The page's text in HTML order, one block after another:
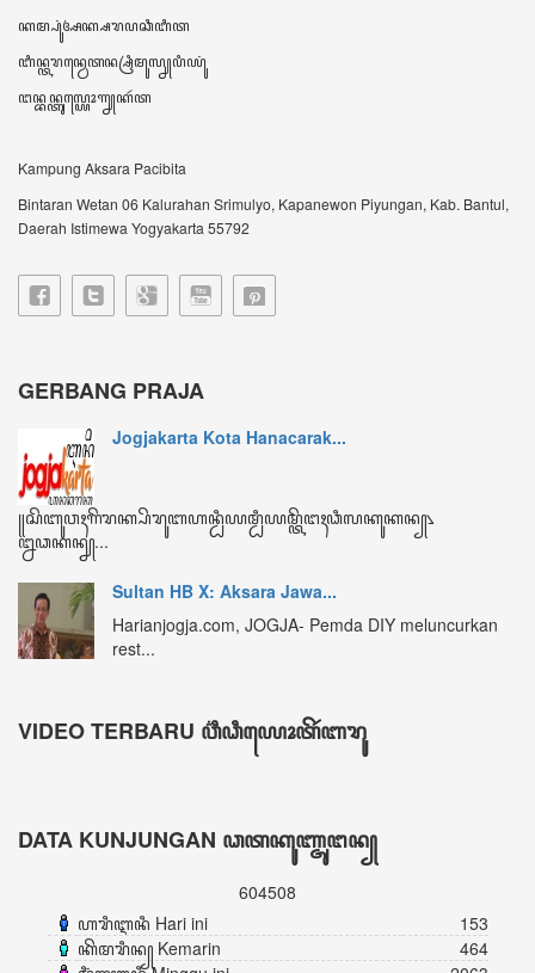
꧋ꦱꦼꦧꦸꦮꦃꦒꦼꦫꦏ꧀ꦥꦼꦫꦸꦧꦲꦤ꧀ꦝꦶꦪꦩ꧀ꦝꦶꦪꦩ꧀ꦠꦼꦔꦃꦣꦶꦭꦏꦸꦏꦤ꧀꧈
ꦊꦣꦏꦤ꧀ꦚ...
Sultan HB X: Aksara Jawa...
VIDEO TERBARU ꦮ꦳ꦶꦣꦶꦪꦺꦴꦠꦼꦂꦧꦫꦸ
ꦏꦼꦩꦫꦶꦤ꧀ Kemarin
ꦩꦶꦁꦒꦸꦆꦤꦶ Minggu ini
ꦧꦸꦭꦤ꧀ꦆꦤꦶ Bulan ini
ꦏꦼꦱꦼꦭꦸꦫꦸꦲꦤ꧀ Keseluruhan
604508